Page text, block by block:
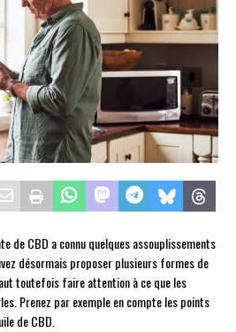
de CBD a connu quelques assouplissements
désormais proposer plusieurs formes de
toutefois faire attention à ce que les
Prenez par exemple en compte les points
de CBD.